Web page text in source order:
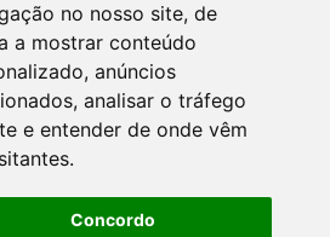
no nosso site, de
a mostrar conteúdo
anúncios
analisar o tráfego
e entender de onde vêm
Concordo
canais. Interaja, fale conosco
de todas as novidades.